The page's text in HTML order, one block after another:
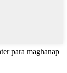
para maghanap